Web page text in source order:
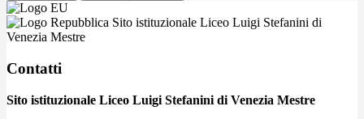
Sito istituzionale Liceo Luigi Stefanini di
Venezia Mestre
Contatti
Sito istituzionale Liceo Luigi Stefanini di Venezia Mestre